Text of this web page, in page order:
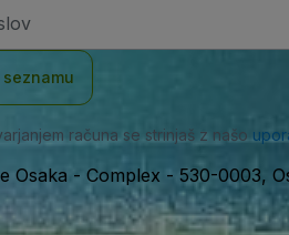
računa se strinjaš z našo
Osaka - Complex - 530-0003,